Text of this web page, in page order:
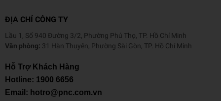
Tên nhà cung cấp
Tác giả Shufunotomo
Năm XB
Ngôn ngữ Tiếng Việt
ĐỊA CHỈ CÔNG TY
Lầu 1, Số 940 Đường 3/2, Phường Phú Thọ, TP. Hồ Chí Minh
Văn phòng: 31 Hàn Thuyên, Phường Sài Gòn, TP. Hồ Chí Minh
Hỗ Trợ Khách Hàng
Hotline: 1900 6656
Email: hotro@pnc.com.vn